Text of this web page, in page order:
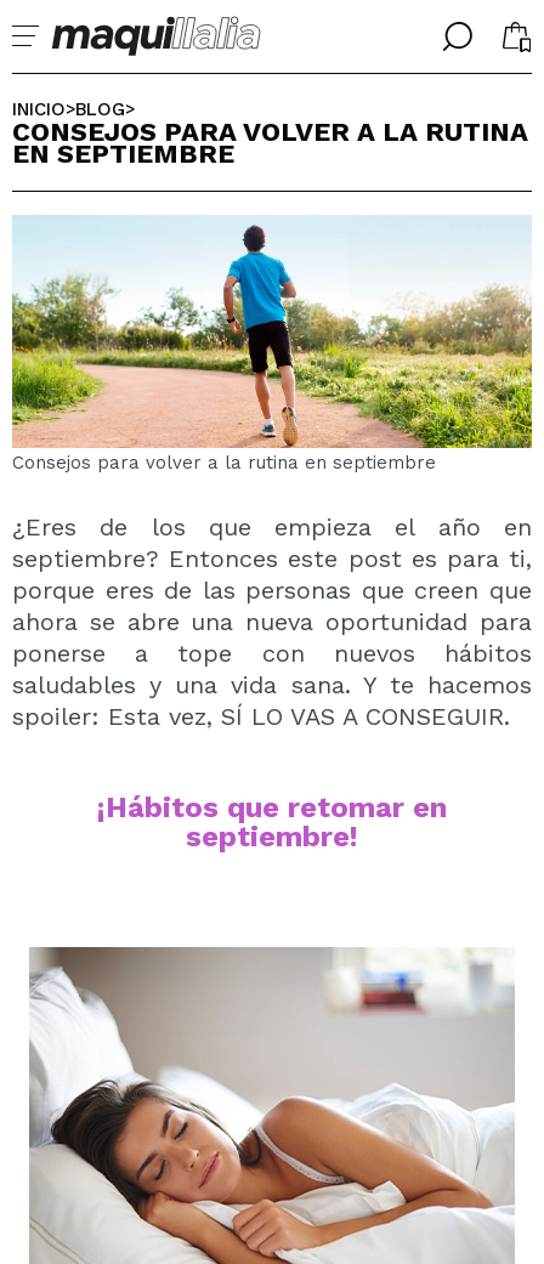
╳
Ya soy #maquilover, tengo cuenta
BIENVENIDX!
¿Olvidaste la contraseña?
No tengo cuenta aquí
QUIERO REGISTRARME
Al crear una cuenta en Maquillalia.com podrás realizar
tus compras rápidamente, revisar el estado de tus
pedidos y consultar tus operaciones anteriores.
CREAR CUENTA
╳
SELECCIONA TU IDIOMA
ENGLISH
FRANCES
ALEMAN
ITALIANO
PORTUGUESE
INICIO>BLOG>
CONSEJOS PARA VOLVER A LA RUTINA
EN SEPTIEMBRE
Consejos para volver a la rutina en septiembre
¿Eres de los que empieza el año en
septiembre? Entonces este post es para ti,
porque eres de las personas que creen que
ahora se abre una nueva oportunidad para
ponerse a tope con nuevos hábitos
saludables y una vida sana. Y te hacemos
spoiler: Esta vez, SÍ LO VAS A CONSEGUIR.
¡Hábitos que retomar en
septiembre!